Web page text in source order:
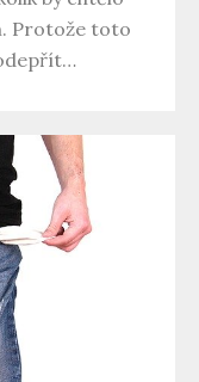
Protože toto